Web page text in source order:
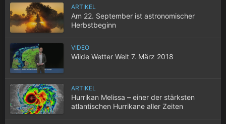
ARTIKEL
Am 22. September ist astronomischer
Herbstbeginn
VIDEO
Wilde Wetter Welt 7. März 2018
ARTIKEL
Hurrikan Melissa – einer der stärksten
atlantischen Hurrikane aller Zeiten